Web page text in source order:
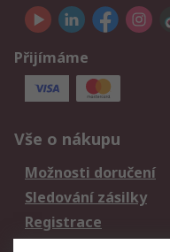
Přijímáme
Vše o nákupu
Možnosti doručení
Sledování zásilky
Registrace